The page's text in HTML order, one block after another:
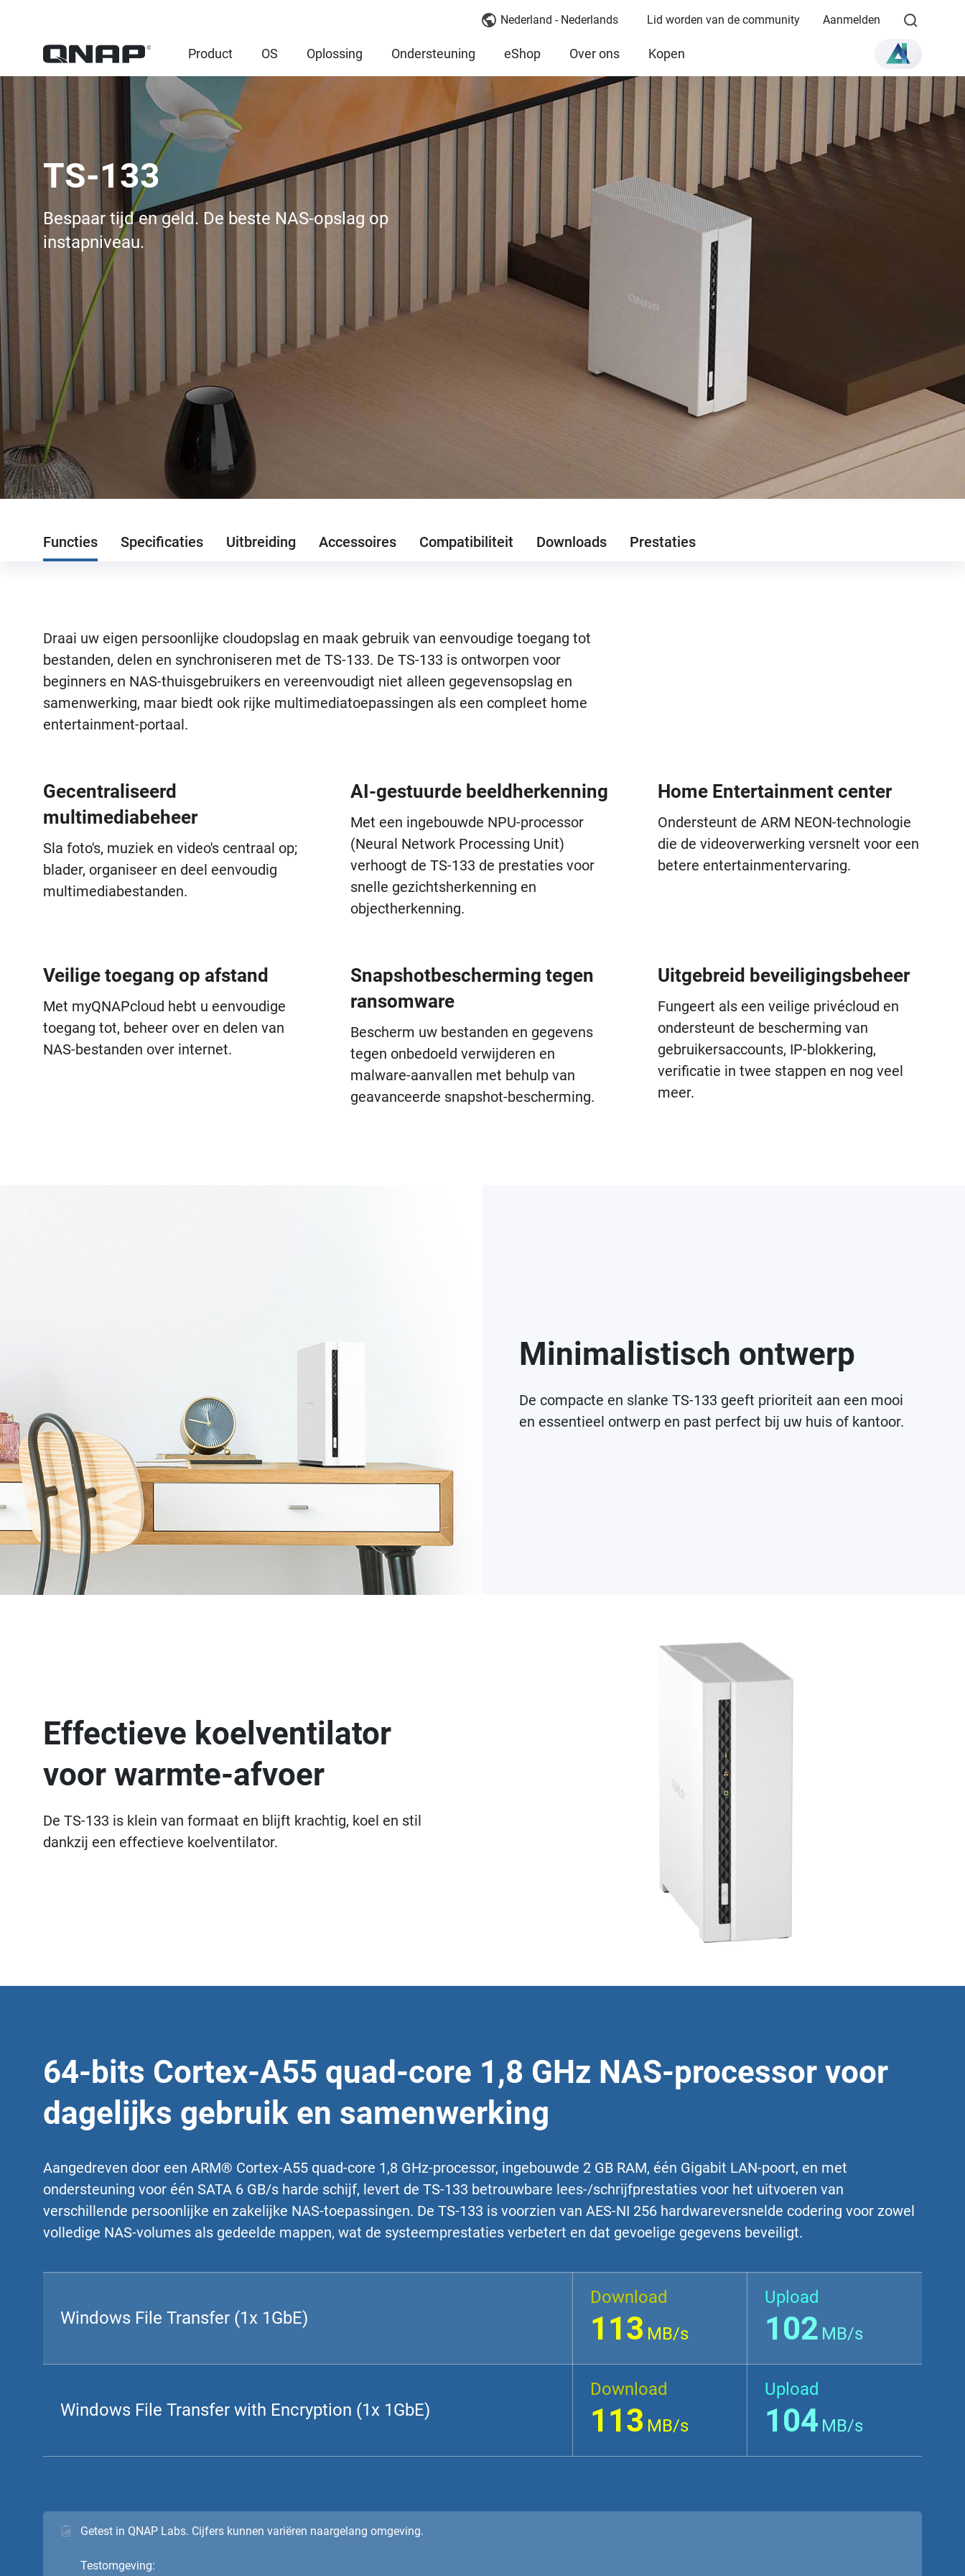
Nederland - Nederlands Lid worden van de community Aanmelden
Product OS Oplossing Ondersteuning eShop Over ons Kopen
TS-133
Bespaar tijd en geld. De beste NAS-opslag op
instapniveau.
Functies Specificaties Uitbreiding Accessoires Compatibiliteit Downloads Prestaties
Draai uw eigen persoonlijke cloudopslag en maak gebruik van eenvoudige toegang tot
bestanden, delen en synchroniseren met de TS-133. De TS-133 is ontworpen voor
beginners en NAS-thuisgebruikers en vereenvoudigt niet alleen gegevensopslag en
samenwerking, maar biedt ook rijke multimediatoepassingen als een compleet home
entertainment-portaal.
Gecentraliseerd
multimediabeheer
Sla foto's, muziek en video's centraal op;
blader, organiseer en deel eenvoudig
multimediabestanden.
AI-gestuurde beeldherkenning
Met een ingebouwde NPU-processor
(Neural Network Processing Unit)
verhoogt de TS-133 de prestaties voor
snelle gezichtsherkenning en
objectherkenning.
Home Entertainment center
Ondersteunt de ARM NEON-technologie
die de videoverwerking versnelt voor een
betere entertainmentervaring.
Veilige toegang op afstand
Met myQNAPcloud hebt u eenvoudige
toegang tot, beheer over en delen van
NAS-bestanden over internet.
Snapshotbescherming tegen
ransomware
Bescherm uw bestanden en gegevens
tegen onbedoeld verwijderen en
malware-aanvallen met behulp van
geavanceerde snapshot-bescherming.
Uitgebreid beveiligingsbeheer
Fungeert als een veilige privécloud en
ondersteunt de bescherming van
gebruikersaccounts, IP-blokkering,
verificatie in twee stappen en nog veel
meer.
Minimalistisch ontwerp
De compacte en slanke TS-133 geeft prioriteit aan een mooi
en essentieel ontwerp en past perfect bij uw huis of kantoor.
Effectieve koelventilator
voor warmte-afvoer
De TS-133 is klein van formaat en blijft krachtig, koel en stil
dankzij een effectieve koelventilator.
64-bits Cortex-A55 quad-core 1,8 GHz NAS-processor voor
dagelijks gebruik en samenwerking
Aangedreven door een ARM® Cortex-A55 quad-core 1,8 GHz-processor, ingebouwde 2 GB RAM, één Gigabit LAN-poort, en met
ondersteuning voor één SATA 6 GB/s harde schijf, levert de TS-133 betrouwbare lees-/schrijfprestaties voor het uitvoeren van
verschillende persoonlijke en zakelijke NAS-toepassingen. De TS-133 is voorzien van AES-NI 256 hardwareversnelde codering voor zowel
volledige NAS-volumes als gedeelde mappen, wat de systeemprestaties verbetert en dat gevoelige gegevens beveiligt.
Windows File Transfer (1x 1GbE)
Download
113 MB/s
Upload
102 MB/s
Windows File Transfer with Encryption (1x 1GbE)
Download
113 MB/s
Upload
104 MB/s
Getest in QNAP Labs. Cijfers kunnen variëren naargelang omgeving.
Testomgeving: